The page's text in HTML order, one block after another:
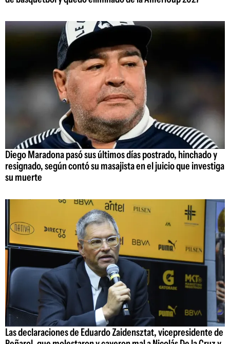
Diego Maradona pasó sus últimos días postrado, hinchado y
resignado, según contó su masajista en el juicio que investiga
su muerte
Las declaraciones de Eduardo Zaidensztat, vicepresidente de